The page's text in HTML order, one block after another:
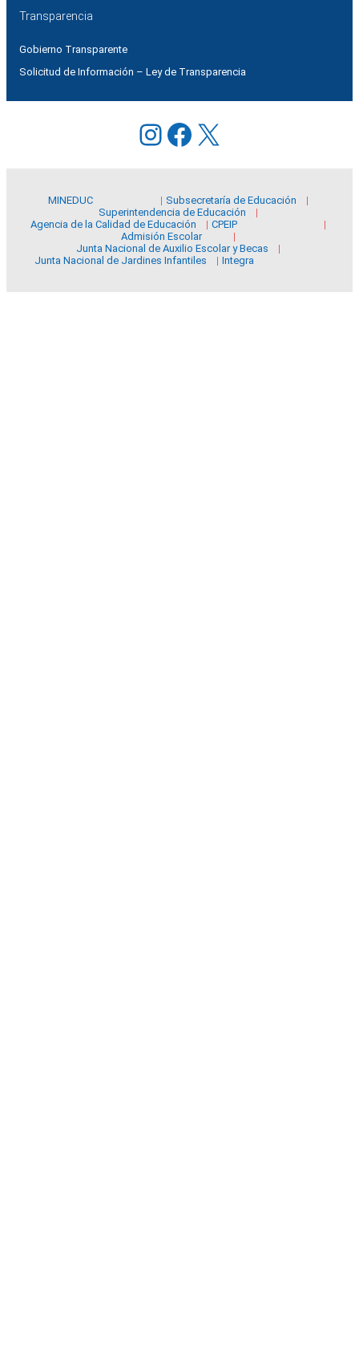
Transparencia
Gobierno Transparente
Solicitud de Información – Ley de Transparencia
Instagram
Facebook
X
MINEDUC
Subsecretaría de Educación
Superintendencia de Educación
Agencia de la Calidad de Educación
CPEIP
Admisión Escolar
Junta Nacional de Auxilio Escolar y Becas
Junta Nacional de Jardines Infantiles
Integra